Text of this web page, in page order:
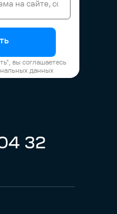
вы соглашаетесь
данных
32